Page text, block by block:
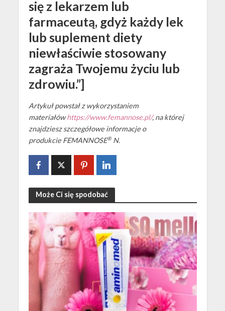
się z lekarzem lub
farmaceutą, gdyż każdy lek
lub suplement diety
niewłaściwie stosowany
zagraża Twojemu życiu lub
zdrowiu.”]
Artykuł powstał z wykorzystaniem
materiałówhttps://www.femannose.pl/, na której
znajdziesz szczegółowe informacje o
produkcie FEMANNOSE®N.
Może Ci się spodobać